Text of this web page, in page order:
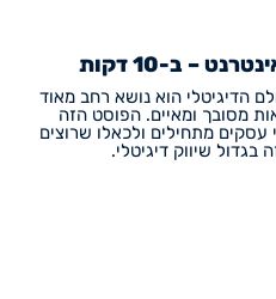
– ב-10 דקות
הדיגיטלי הוא נושא רחב מאוד
מסובך ומאיים. הפוסט הזה
עסקים מתחילים ולכאלו שרוצים
שיווק דיגיטלי.